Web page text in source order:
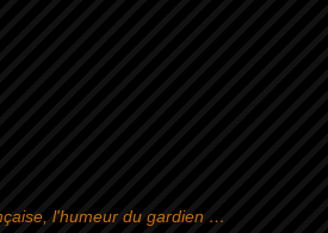
l'humeur du gardien …